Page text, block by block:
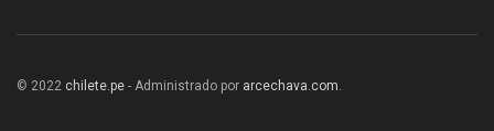
© 2022 chilete.pe - Administrado por arcechava.com.